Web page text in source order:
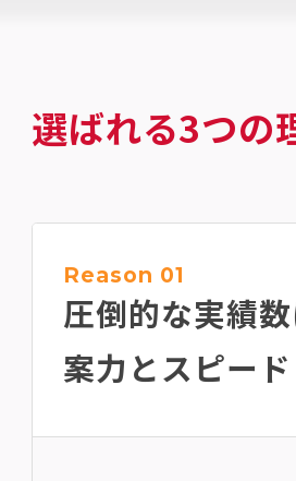
選ばれる3つの
Reason 01
圧倒的な実績
案力とスピード